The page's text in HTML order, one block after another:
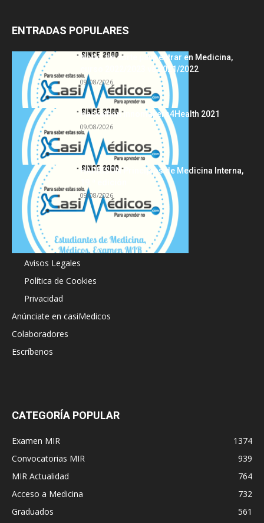
ENTRADAS POPULARES
Notas de corte para entrar en Medicina,
curso 2022/2023 vs 2021/2022
09/08/2026
Hackathon Innomakers4Health 2021
09/08/2026
HARRISON Principios de Medicina Interna,
09/08/2026
Acerca de
Avisos Legales
Política de Cookies
Privacidad
Anúnciate en casiMedicos
Colaboradores
Escríbenos
CATEGORÍA POPULAR
Examen MIR
1374
Convocatorias MIR
939
MIR Actualidad
764
Acceso a Medicina
732
Graduados
561